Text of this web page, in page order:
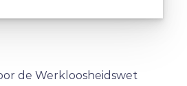
de Werkloosheidswet